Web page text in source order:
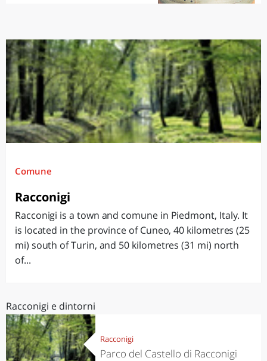
Comune
Racconigi
Racconigi is a town and comune in Piedmont, Italy. It
is located in the province of Cuneo, 40 kilometres (25
mi) south of Turin, and 50 kilometres (31 mi) north
of...
Racconigi e dintorni
Racconigi
Parco del Castello di Racconigi